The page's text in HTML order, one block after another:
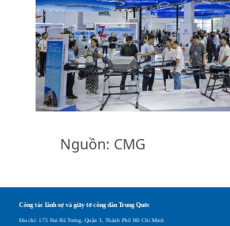
Nguồn: CMG
Công tác lãnh sự và giấy tờ công dân Trung Quốc
Địa chỉ: 175 Hai Bà Trưng, Quận 3, Thành Phố Hồ Chí Minh